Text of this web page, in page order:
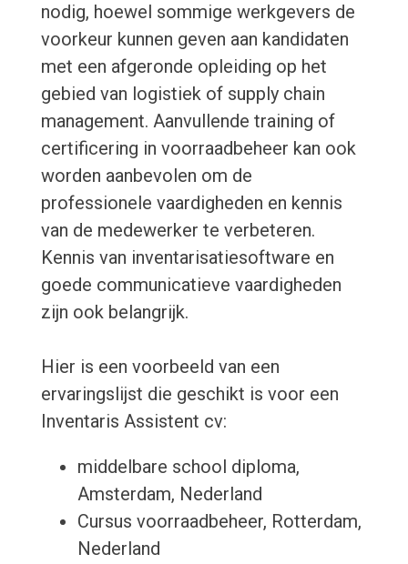
nodig, hoewel sommige werkgevers de
voorkeur kunnen geven aan kandidaten
met een afgeronde opleiding op het
gebied van logistiek of supply chain
management. Aanvullende training of
certificering in voorraadbeheer kan ook
worden aanbevolen om de
professionele vaardigheden en kennis
van de medewerker te verbeteren.
Kennis van inventarisatiesoftware en
goede communicatieve vaardigheden
zijn ook belangrijk.
Hier is een voorbeeld van een
ervaringslijst die geschikt is voor een
Inventaris Assistent cv:
middelbare school diploma,
Amsterdam, Nederland
Cursus voorraadbeheer, Rotterdam,
Nederland